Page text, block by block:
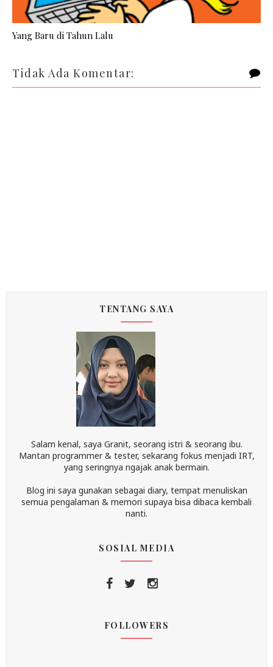
Yang Baru di Tahun Lalu
Tidak Ada Komentar:
TENTANG SAYA
Salam kenal, saya Granit, seorang istri & seorang ibu.
Mantan programmer & tester, sekarang fokus menjadi IRT,
yang seringnya ngajak anak bermain.
Blog ini saya gunakan sebagai diary, tempat menuliskan
semua pengalaman & memori supaya bisa dibaca kembali
nanti.
SOSIAL MEDIA
FOLLOWERS